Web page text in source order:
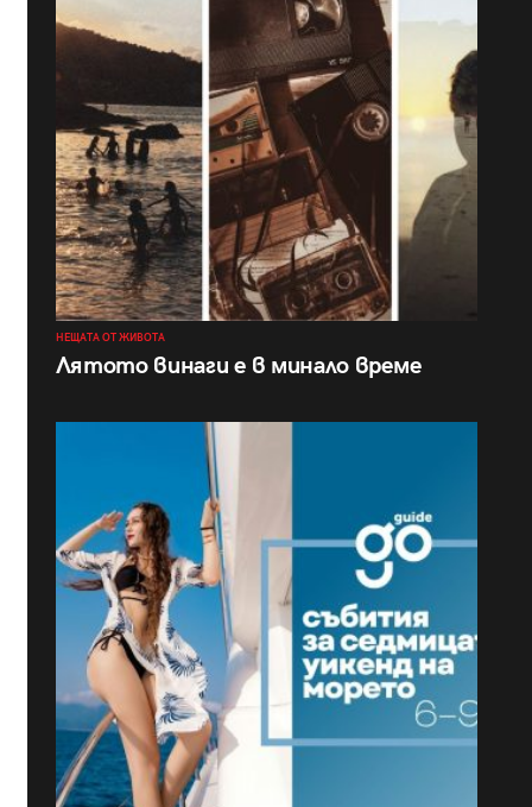
НЕЩАТА ОТ ЖИВОТА
Лятото винаги е в минало време